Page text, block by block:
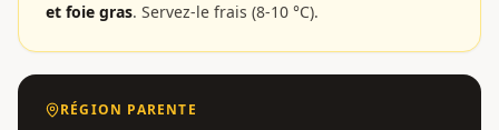
et foie gras. Servez-le frais (8-10 °C).
RÉGION PARENTE